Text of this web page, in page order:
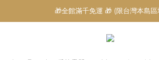
🎁全館滿千免運 🎁 (限台灣本島區